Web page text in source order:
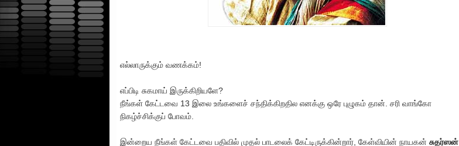
எல்லாருக்கும் வணக்கம்!
எப்பிடி சுகமாய் இருக்கிறியளே?
நீங்கள் கேட்டவை 13 இலை உங்களைச் சந்திக்கிறதில எனக்கு ஒரே புழுகம் தான். சரி வாங்கோ
நிகழ்ச்சிக்குப் போவம்.
இன்றைய நீங்கள் கேட்டவை பதிவில் முதல் பாடலைக் கேட்டிருக்கின்றார், கேள்வியின் நாயகன் சுதர்ஸன்